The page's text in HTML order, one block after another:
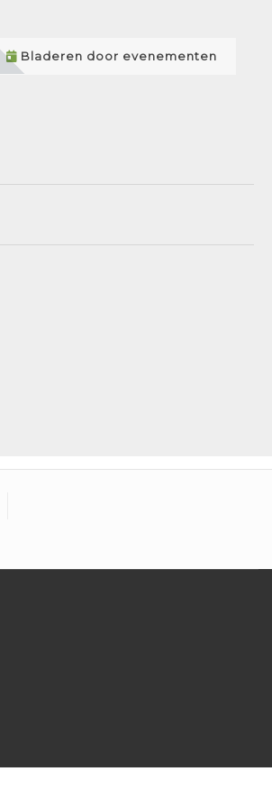
Bladeren door evenementen